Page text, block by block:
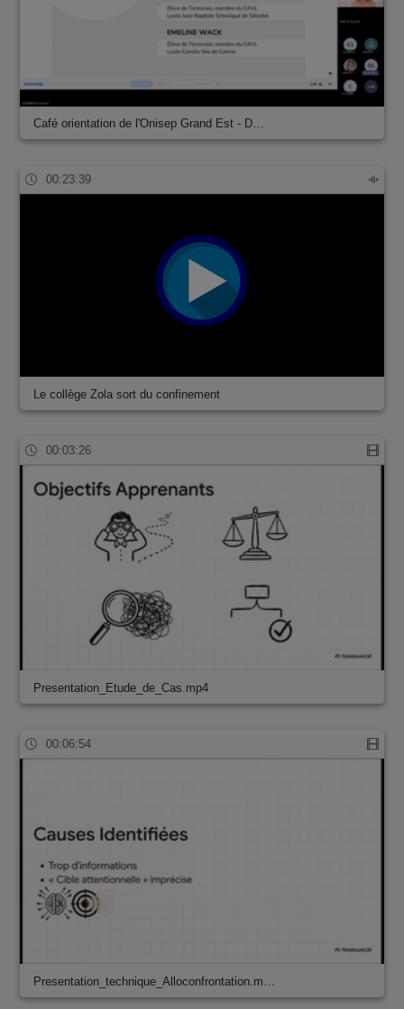
Café orientation de l'Onisep Grand Est - D…
00:23:39
Le collège Zola sort du confinement
00:03:26
Presentation_Etude_de_Cas.mp4
00:06:54
Presentation_technique_Alloconfrontation.m…